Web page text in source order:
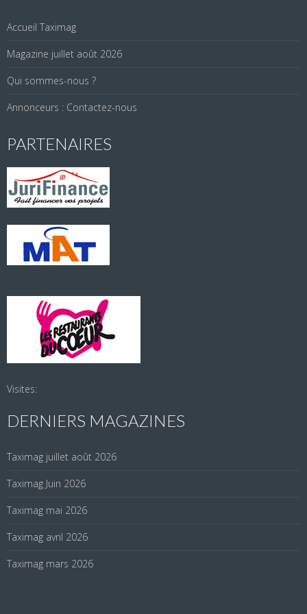
Accueil Taximag
Magazine juillet août 2026
Qui sommes-nous ?
Annonceurs : Contactez-nous
PARTENAIRES
Visites:
DERNIERS MAGAZINES
Taximag juillet août 2026
Taximag Juin 2026
Taximag mai 2026
Taximag avril 2026
Taximag mars 2026